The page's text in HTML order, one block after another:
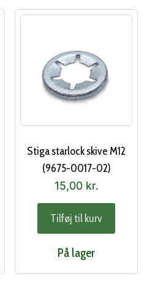
Stiga starlock skive M12
(9675-0017-02)
15,00 kr.
Tilføj til kurv
På lager